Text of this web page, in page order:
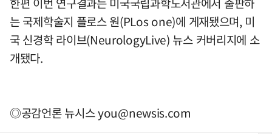
는 국제학술지 플로스 원(PLos one)에 게재됐으며, 미
국 신경학 라이브(NeurologyLive) 뉴스 커버리지에 소
개됐다.
◎공감언론 뉴시스you@newsis.com